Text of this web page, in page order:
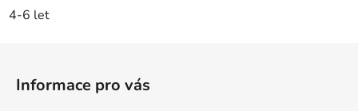
4-6 let
Informace pro vás